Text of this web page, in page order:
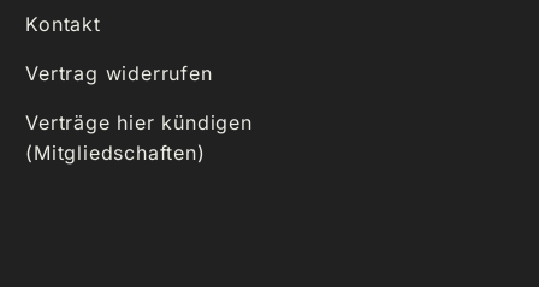
Kontakt
Vertrag widerrufen
Verträge hier kündigen
(Mitgliedschaften)